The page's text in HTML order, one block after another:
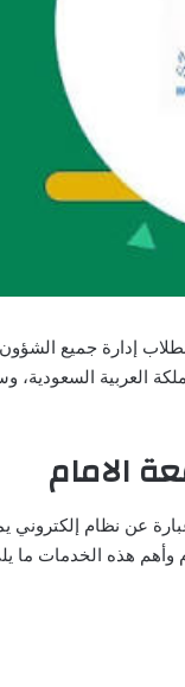
إدارة جميع
العربية
الامام
عن نظام إلكتروني
وأهم هذه الخدمات ما